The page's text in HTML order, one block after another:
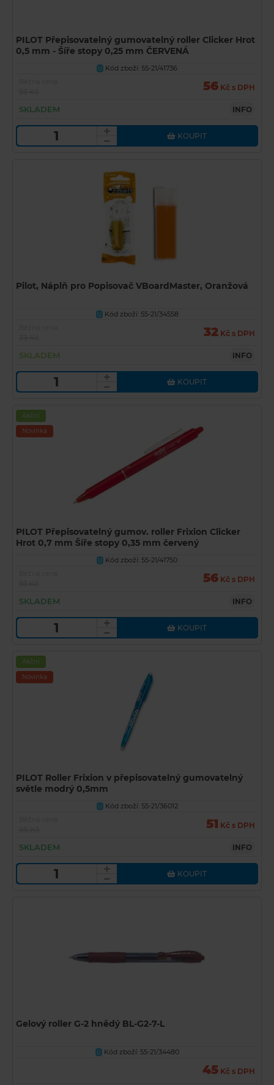
PILOT Přepisovatelný gumovatelný roller Clicker Hrot
0,5 mm - Šíře stopy 0,25 mm ČERVENÁ
U
Kód zboží: 55-21/41736
56 Kč s DPH
SKLADEM INFO
KOUPIT
Pilot, Náplň pro Popisovač VBoardMaster, Oranžová
U Kód zboží: 55-21/34558
32 Kč s DPH
SKLADEM INFO
KOUPIT
Akční
Novinka
PILOT Přepisovatelný gumov. roller Frixion Clicker
Hrot 0,7 mm Šíře stopy 0,35 mm červený
U
Kód zboží: 55-21/41750
56 Kč s DPH
SKLADEM INFO
KOUPIT
Akční
Novinka
PILOT Roller Frixion v přepisovatelný gumovatelný
světle modrý 0,5mm
U Kód zboží: 55-21/36012
51 Kč s DPH
SKLADEM INFO
KOUPIT
Gelový roller G-2 hnědý BL-G2-7-L
U Kód zboží: 55-21/34480
45 Kč s DPH